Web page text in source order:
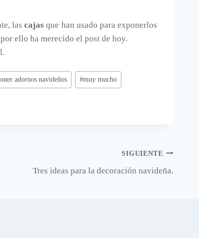
lascajasque han usado para exponerlos
ello ha merecido el post de hoy.
adornos navideños #muy mucho
SIGUIENTE
Tres ideas para la decoración navideña.